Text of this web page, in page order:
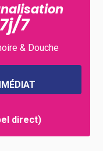
7
& Douche
direct)